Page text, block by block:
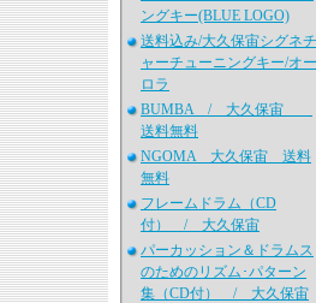
ングキー(BLUE LOGO)
送料込み/大久保宙シグネチ
ャーチューニングキー/オー
ロラ
BUMBA / 大久保宙
送料無料
NGOMA 大久保宙 送料
無料
フレームドラム（CD
付） / 大久保宙
パーカッション＆ドラムス
のためのリズム･パターン
集（CD付） / 大久保宙